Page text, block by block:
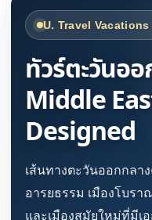
U. Travel
ทัวร์ตะวันอ
Middle
Designed
เส้นทางตะวันออกกลา
อารยธรรม เมืองโบร
และเมืองสมัยใหม่ที่มีเ